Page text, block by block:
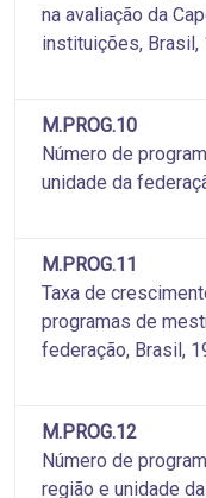
na avaliação da
instituições,
M.PROG.10
Número de
unidade da
M.PROG.11
Taxa de
programas de
federação, Brasil,
M.PROG.12
Número de
região e unidade